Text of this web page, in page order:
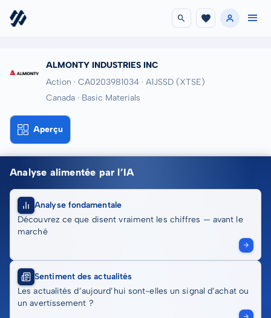
ALMONTY INDUSTRIES INC
Action · CA0203981034 · A1JSSD (XTSE)
Canada · Basic Materials
Aperçu
Analyse alimentée par l’IA
Analyse fondamentale
Découvrez ce que disent vraiment les chiffres — avant le
marché
Sentiment des actualités
Les actualités d’aujourd’hui sont-elles un signal d’achat ou
un avertissement ?